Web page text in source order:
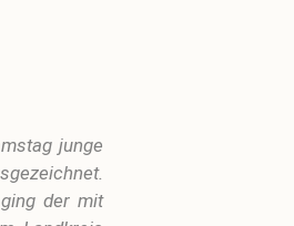
junge
der mit